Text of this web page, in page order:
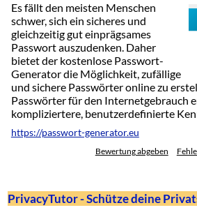
Es fällt den meisten Menschen
schwer, sich ein sicheres und
gleichzeitig gut einprägsames
Passwort auszudenken. Daher
bietet der kostenlose Passwort-
Generator die Möglichkeit, zufällige
und sichere Passwörter online zu
Passwörter für den Internetgebrauch
kompliziertere, benutzerdefinierte
https://passwort-generator.eu
Bewertung abgeben
PrivacyTutor - Schütze deine